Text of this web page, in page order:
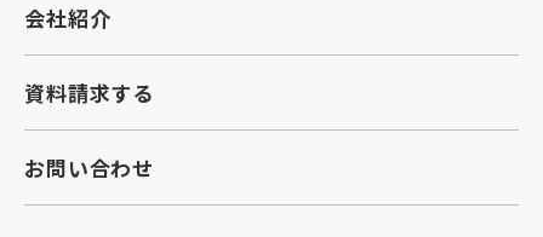
会社紹介
資料請求する
お問い合わせ